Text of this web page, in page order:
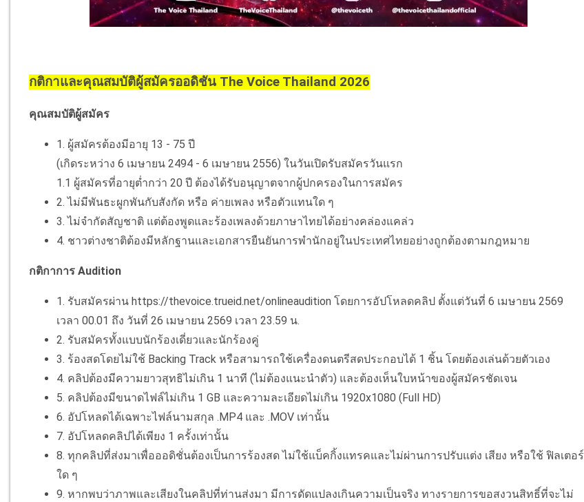
กติกาและคุณสมบัติผู้สมัครออดิชัน The Voice Thailand 2026
คุณสมบัติผู้สมัคร
1. ผู้สมัครต้องมีอายุ 13 - 75 ปี
(เกิดระหว่าง 6 เมษายน 2494 - 6 เมษายน 2556) ในวันเปิดรับสมัครวันแรก
1.1 ผู้สมัครที่อายุต่ำกว่า 20 ปี ต้องได้รับอนุญาตจากผู้ปกครองในการสมัคร
2. ไม่มีพันธะผูกพันกับสังกัด หรือ ค่ายเพลง หรือตัวแทนใด ๆ
3. ไม่จำกัดสัญชาติ แต่ต้องพูดและร้องเพลงด้วยภาษาไทยได้อย่างคล่องแคล่ว
4. ชาวต่างชาติต้องมีหลักฐานและเอกสารยืนยันการพำนักอยู่ในประเทศไทยอย่างถูกต้องตามกฎหมาย
กติกาการ Audition
1. รับสมัครผ่าน https://thevoice.trueid.net/onlineaudition โดยการอัปโหลดคลิป ตั้งแต่วันที่ 6 เมษายน 2569
เวลา 00.01 ถึง วันที่ 26 เมษายน 2569 เวลา 23.59 น.
2. รับสมัครทั้งแบบนักร้องเดี่ยวและนักร้องคู่
3. ร้องสดโดยไม่ใช้ Backing Track หรือสามารถใช้เครื่องดนตรีสดประกอบได้ 1 ชิ้น โดยต้องเล่นด้วยตัวเอง
4. คลิปต้องมีความยาวสุทธิไม่เกิน 1 นาที (ไม่ต้องแนะนำตัว) และต้องเห็นใบหน้าของผู้สมัครชัดเจน
5. คลิปต้องมีขนาดไฟล์ไม่เกิน 1 GB และความละเอียดไม่เกิน 1920x1080 (Full HD)
6. อัปโหลดได้เฉพาะไฟล์นามสกุล .MP4 และ .MOV เท่านั้น
7. อัปโหลดคลิปได้เพียง 1 ครั้งเท่านั้น
8. ทุกคลิปที่ส่งมาเพื่อออดิชั่นต้องเป็นการร้องสด ไม่ใช้แบ็คกิ้งแทรคและไม่ผ่านการปรับแต่ง เสียง หรือใช้ ฟิลเตอร์
ใด ๆ
9. หากพบว่าภาพและเสียงในคลิปที่ท่านส่งมา มีการดัดแปลงเกินความเป็นจริง ทางรายการขอสงวนสิทธิ์ที่จะไม่